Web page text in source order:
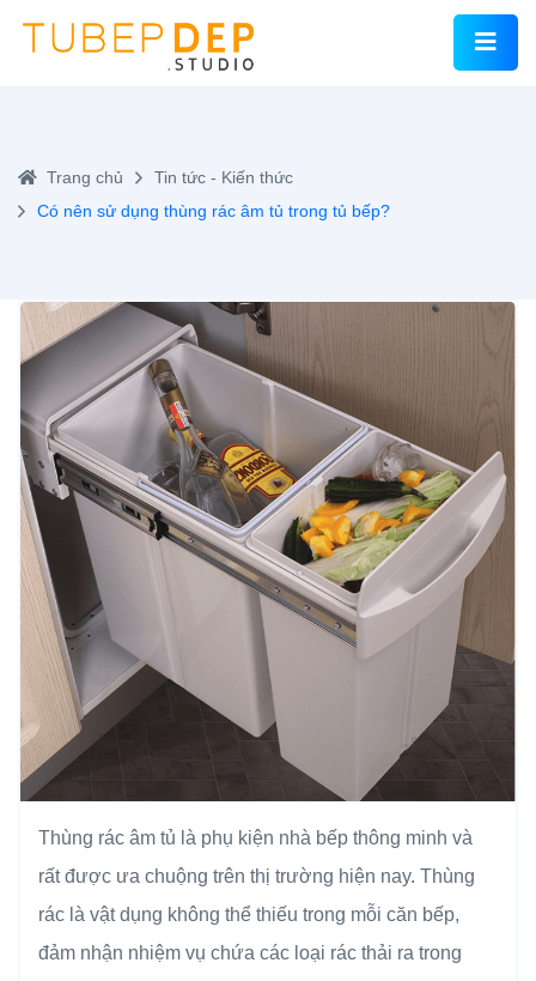
Trang chủ
Tin tức - Kiến thức
Có nên sử dụng thùng rác âm tủ trong tủ bếp?
Thùng rác âm tủ là phụ kiện nhà bếp thông minh và
rất được ưa chuộng trên thị trường hiện nay. Thùng
rác là vật dụng không thể thiếu trong mỗi căn bếp,
đảm nhận nhiệm vụ chứa các loại rác thải ra trong